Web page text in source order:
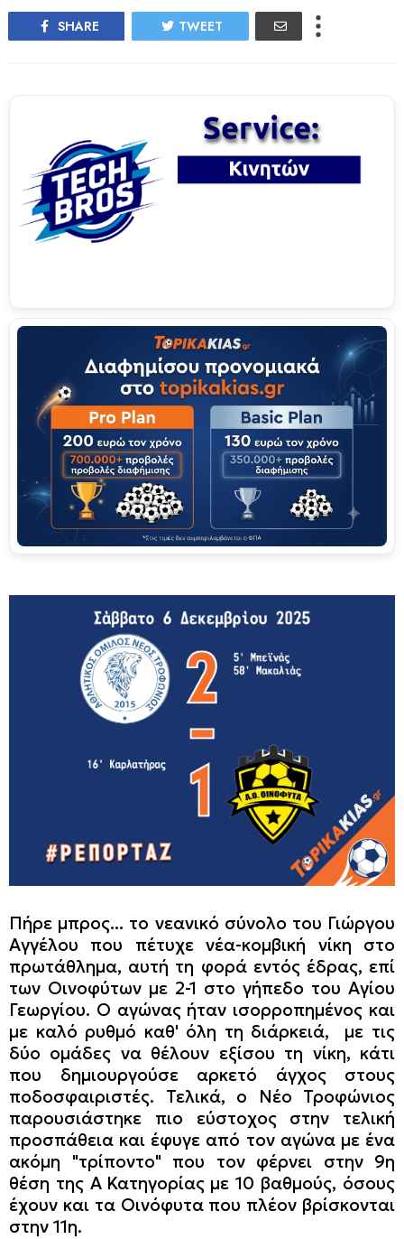
SHARE TWEET
Πήρε μπρος... το νεανικό σύνολο του Γιώργου
Αγγέλου που πέτυχε νέα-κομβική νίκη στο
πρωτάθλημα, αυτή τη φορά εντός έδρας, επί
των Οινοφύτων με 2-1 στο γήπεδο του Αγίου
Γεωργίου. Ο αγώνας ήταν ισορροπημένος και
με καλό ρυθμό καθ' όλη τη διάρκειά, με τις
δύο ομάδες να θέλουν εξίσου τη νίκη, κάτι
που δημιουργούσε αρκετό άγχος στους
ποδοσφαιριστές. Τελικά, ο Νέο Τροφώνιος
παρουσιάστηκε πιο εύστοχος στην τελική
προσπάθεια και έφυγε από τον αγώνα με ένα
ακόμη "τρίποντο" που τον φέρνει στην 9η
θέση της Α΄ Κατηγορίας με 10 βαθμούς, όσους
έχουν και τα Οινόφυτα που πλέον βρίσκονται
στην 11η.